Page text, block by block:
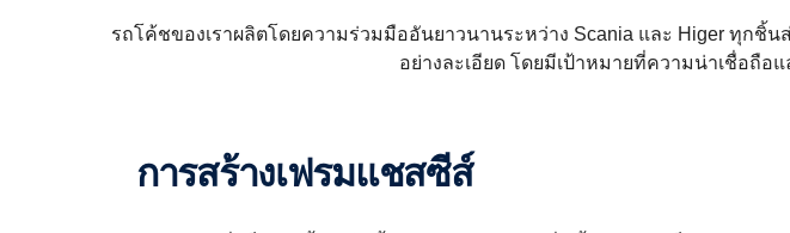
รถโค้ชของเราผลิตโดยความร่วมมืออันยาวนานระหว่าง Scania และ Higer ทุก
อย่างละเอียด โดยมีเป้าหมายที่ความน่าเชื่อถื
การสร้างเฟรมแชสซีส์